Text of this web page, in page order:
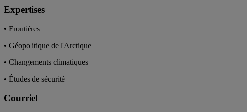
Expertises
• Frontières
• Géopolitique de l'Arctique
• Changements climatiques
• Études de sécurité
Courriel